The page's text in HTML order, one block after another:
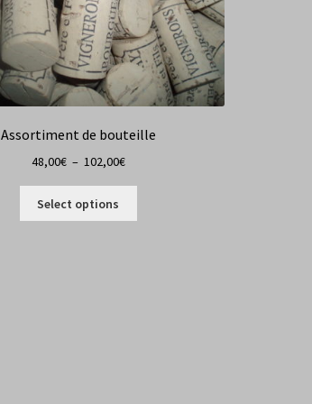
Assortiment de bouteille
48,00€ – 102,00€Plage
48,00€
Select options